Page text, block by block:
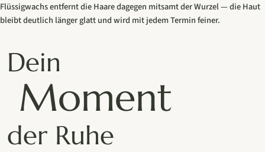
Flüssigwachs entfernt die Haare dagegen mitsamt der Wurzel — die Haut
bleibt deutlich länger glatt und wird mit jedem Termin feiner.
Dein
Moment
der Ruhe